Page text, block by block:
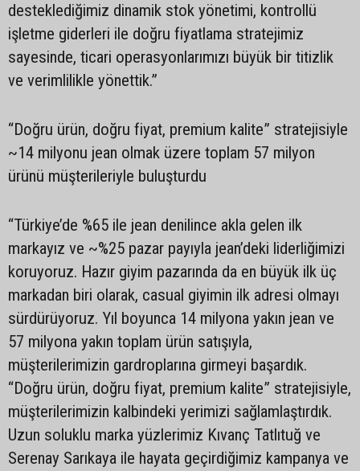
desteklediğimiz dinamik stok yönetimi, kontrollü
işletme giderleri ile doğru fiyatlama stratejimiz
sayesinde, ticari operasyonlarımızı büyük bir titizlik
ve verimlilikle yönettik.”
“Doğru ürün, doğru fiyat, premium kalite” stratejisiyle
~14 milyonu jean olmak üzere toplam 57 milyon
ürünü müşterileriyle buluşturdu
“Türkiye’de %65 ile jean denilince akla gelen ilk
markayız ve ~%25 pazar payıyla jean’deki liderliğimizi
koruyoruz. Hazır giyim pazarında da en büyük ilk üç
markadan biri olarak, casual giyimin ilk adresi olmayı
sürdürüyoruz. Yıl boyunca 14 milyona yakın jean ve
57 milyona yakın toplam ürün satışıyla,
müşterilerimizin gardroplarına girmeyi başardık.
“Doğru ürün, doğru fiyat, premium kalite” stratejisiyle,
müşterilerimizin kalbindeki yerimizi sağlamlaştırdık.
Uzun soluklu marka yüzlerimiz Kıvanç Tatlıtuğ ve
Serenay Sarıkaya ile hayata geçirdiğimiz kampanya ve